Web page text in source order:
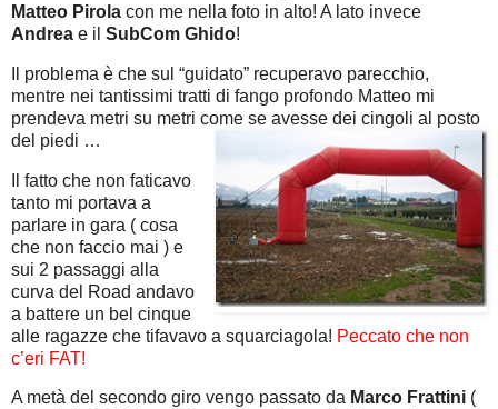
Matteo Pirola con me nella foto in alto! A lato invece
Andrea e il SubCom Ghido!
Il problema è che sul “guidato” recuperavo parecchio,
mentre nei tantissimi tratti di fango profondo Matteo mi
prendeva metri su metri come se avesse dei cingoli al posto
del piedi …
Il fatto che non faticavo
tanto mi portava a
parlare in gara ( cosa
che non faccio mai ) e
sui 2 passaggi alla
curva del Road andavo
a battere un bel cinque
alle ragazze che tifavavo a squarciagola! Peccato che non
c’eri FAT!
A metà del secondo giro vengo passato da Marco Frattini (